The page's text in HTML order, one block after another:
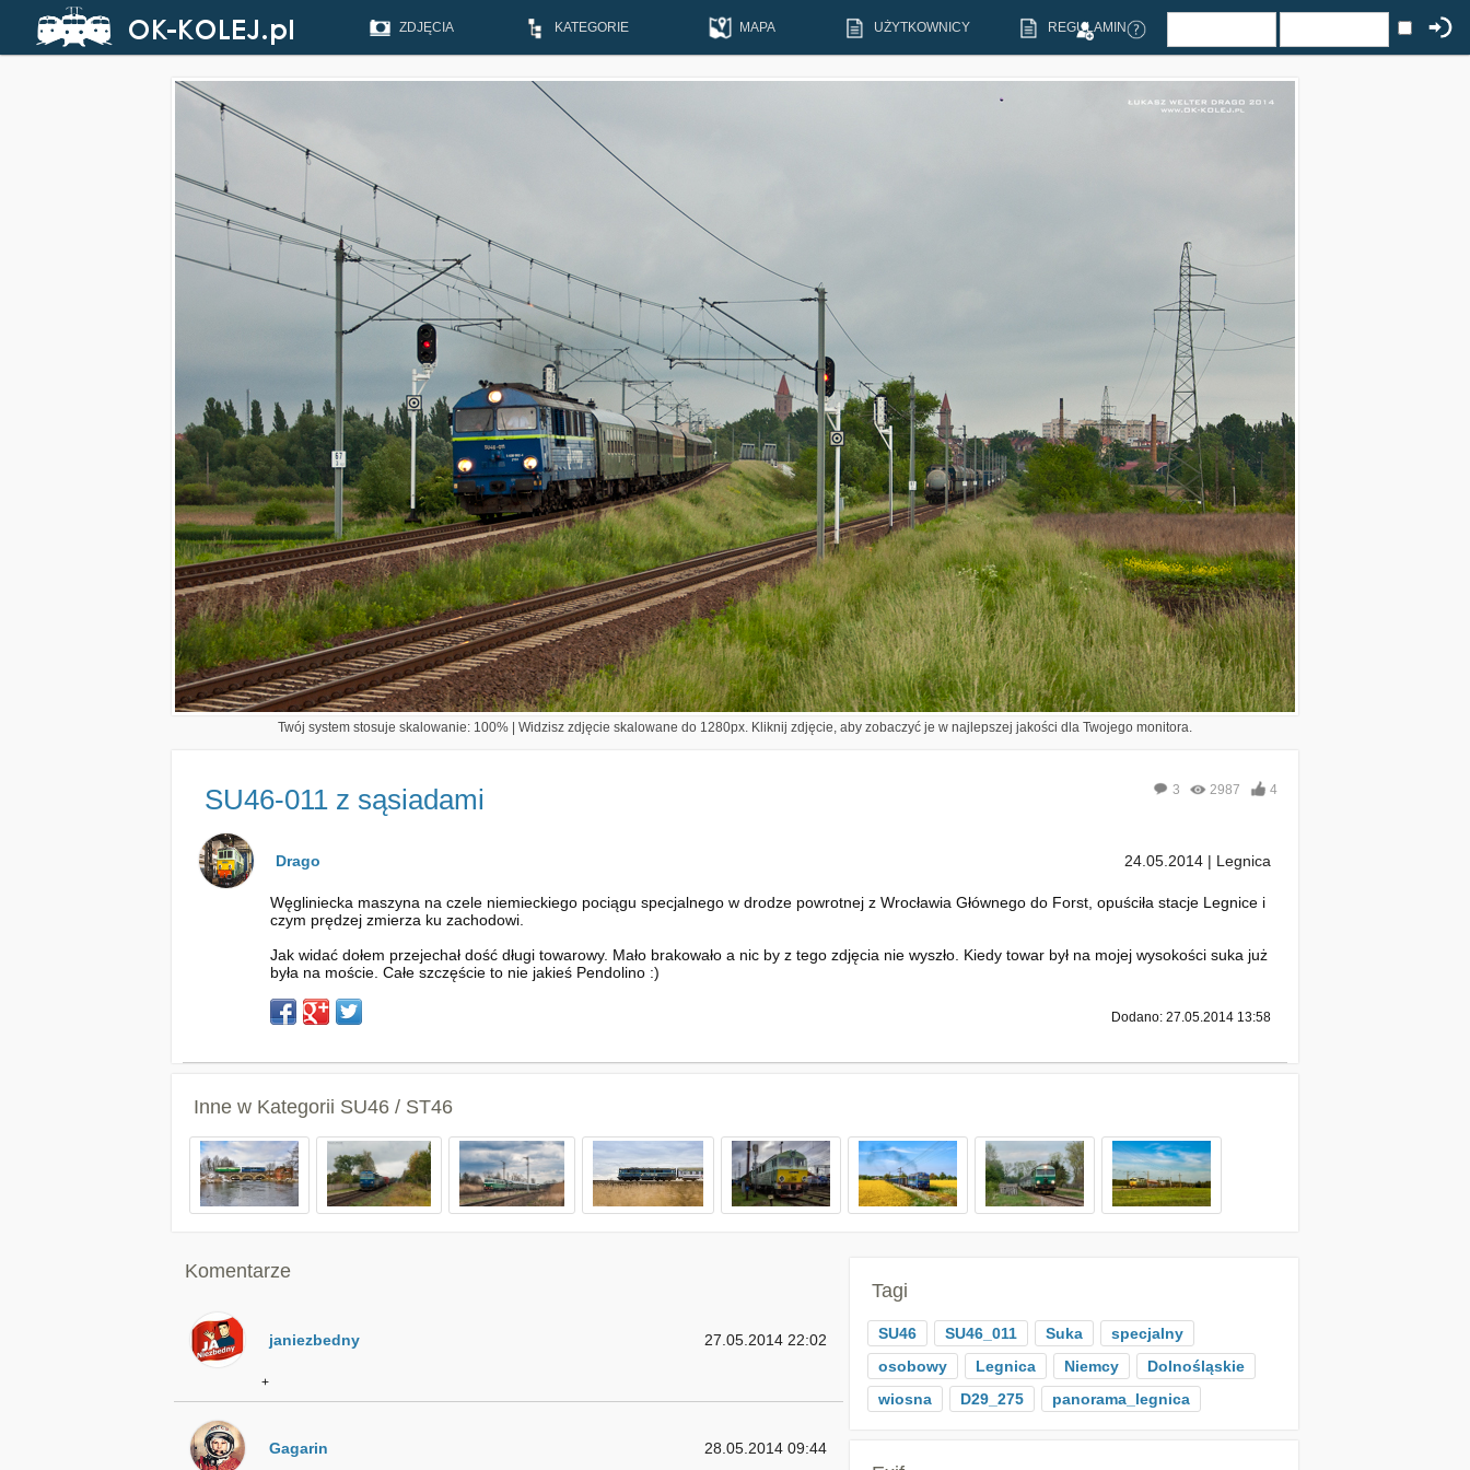
ZDJĘCIA KATEGORIE MAPA UŻYTKOWNICY REGULAMIN
Twój system stosuje skalowanie: 100% | Widzisz zdjęcie skalowane do 1280px. Kliknij zdjęcie, aby zobaczyć je w najlepszej jakości dla Twojego monitora.
SU46-011 z sąsiadami 3 2987 4
Drago 24.05.2014 | Legnica
Węgliniecka maszyna na czele niemieckiego pociągu specjalnego w drodze powrotnej z Wrocławia Głównego do Forst, opuściła stacje Legnice i
czym prędzej zmierza ku zachodowi.
Jak widać dołem przejechał dość długi towarowy. Mało brakowało a nic by z tego zdjęcia nie wyszło. Kiedy towar był na mojej wysokości suka już
była na moście. Całe szczęście to nie jakieś Pendolino :)
Dodano: 27.05.2014 13:58
Inne w Kategorii SU46 / ST46
Komentarze
janiezbedny 27.05.2014 22:02
+
Gagarin 28.05.2014 09:44
Tagi
SU46 SU46_011 Suka
specjalny
osobowy
Legnica Niemcy
Dolnośląskie
wiosna
D29_275 panorama_legnica